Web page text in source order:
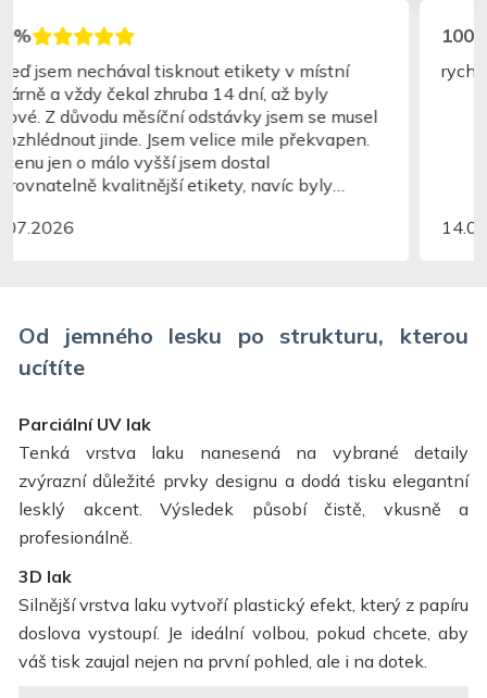
100%
rychlé, jednoduché
14.07.2026
Od jemného lesku po strukturu, kterou
ucítíte
Parciální UV lak
Tenká vrstva laku nanesená na vybrané detaily
zvýrazní důležité prvky designu a dodá tisku elegantní
lesklý akcent. Výsledek působí čistě, vkusně a
profesionálně.
3D lak
Silnější vrstva laku vytvoří plastický efekt, který z papíru
doslova vystoupí. Je ideální volbou, pokud chcete, aby
váš tisk zaujal nejen na první pohled, ale i na dotek.